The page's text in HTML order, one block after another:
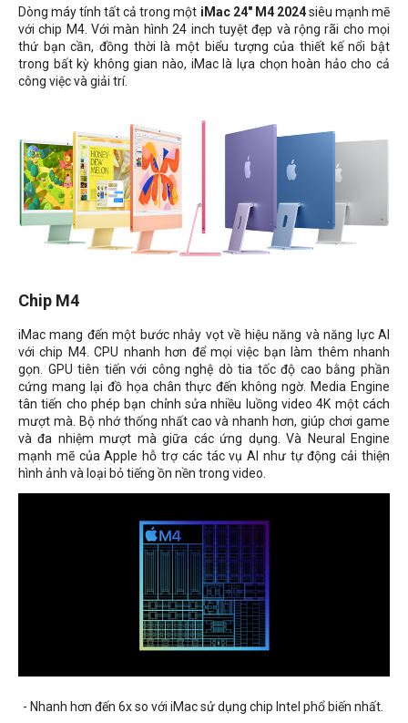
Dòng máy tính tất cả trong một iMac 24" M4 2024siêu mạnh mẽ
với chip M4. Với màn hình 24 inch tuyệt đẹp và rộng rãi cho mọi
thứ bạn cần, đồng thời là một biểu tượng của thiết kế nổi bật
trong bất kỳ không gian nào, iMac là lựa chọn hoàn hảo cho cả
công việc và giải trí.
Chip M4
iMac mang đến một bước nhảy vọt về hiệu năng và năng lực AI
với chip M4. CPU nhanh hơn để mọi việc bạn làm thêm nhanh
gọn. GPU tiên tiến với công nghệ dò tia tốc độ cao bằng phần
cứng mang lại đồ họa chân thực đến không ngờ. Media Engine
tân tiến cho phép bạn chỉnh sửa nhiều luồng video 4K một cách
mượt mà. Bộ nhớ thống nhất cao và nhanh hơn, giúp chơi game
và đa nhiệm mượt mà giữa các ứng dụng. Và Neural Engine
mạnh mẽ của Apple hỗ trợ các tác vụ AI như tự động cải thiện
hình ảnh và loại bỏ tiếng ồn nền trong video.
- Nhanh hơn đến 6x so với iMac sử dụng chip Intel phổ biến nhất.